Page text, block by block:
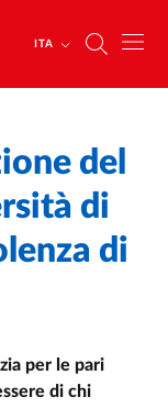
ITA
del
di
di
per le pari
di chi